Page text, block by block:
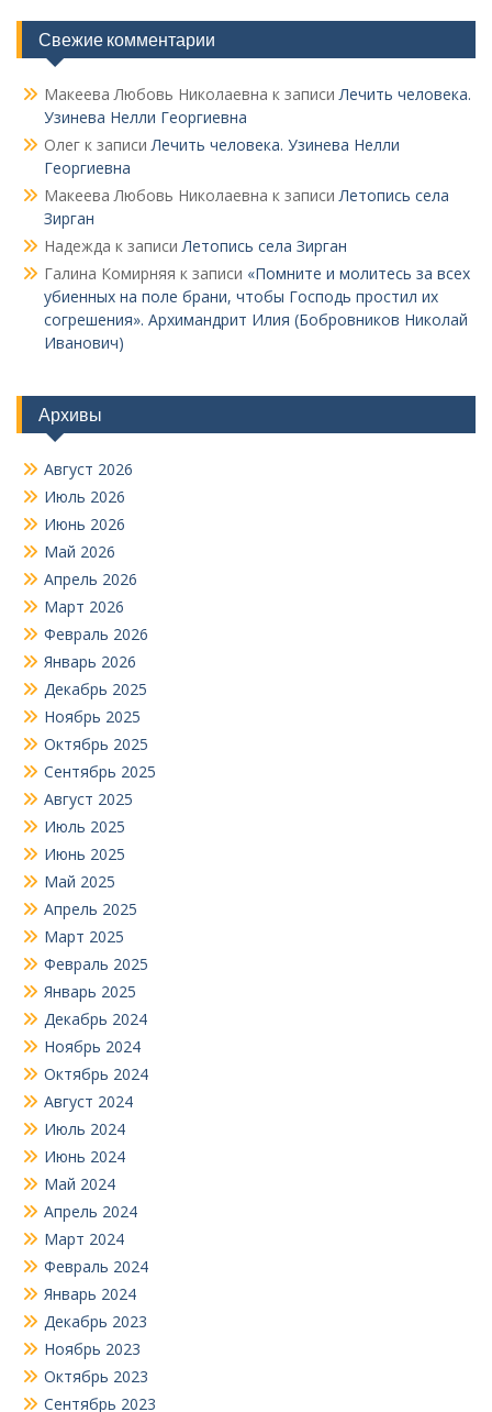
Свежие комментарии
Макеева Любовь Николаевна к записиЛечить человека.
Узинева Нелли Георгиевна
Олег к записиЛечить человека. Узинева Нелли
Георгиевна
Макеева Любовь Николаевна к записиЛетопись села
Зирган
Надежда к записиЛетопись села Зирган
Галина Комирняя к записи «Помните и молитесь за всех
убиенных на поле брани, чтобы Господь простил их
согрешения». Архимандрит Илия (Бобровников Николай
Иванович)
Архивы
Август 2026
Июль 2026
Июнь 2026
Май 2026
Апрель 2026
Март 2026
Февраль 2026
Январь 2026
Декабрь 2025
Ноябрь 2025
Октябрь 2025
Сентябрь 2025
Август 2025
Июль 2025
Июнь 2025
Май 2025
Апрель 2025
Март 2025
Февраль 2025
Январь 2025
Декабрь 2024
Ноябрь 2024
Октябрь 2024
Август 2024
Июль 2024
Июнь 2024
Май 2024
Апрель 2024
Март 2024
Февраль 2024
Январь 2024
Декабрь 2023
Ноябрь 2023
Октябрь 2023
Сентябрь 2023